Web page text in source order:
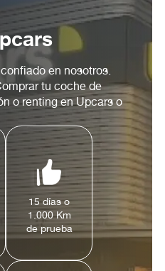
en nosotros.
tu coche de
o renting en Upcars o
15 días o
1.000 Km
de prueba